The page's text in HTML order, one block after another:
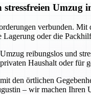
Umzug
verbunden.
oder die
reibungslos und
Haushalt oder für
den örtlichen
– wir machen